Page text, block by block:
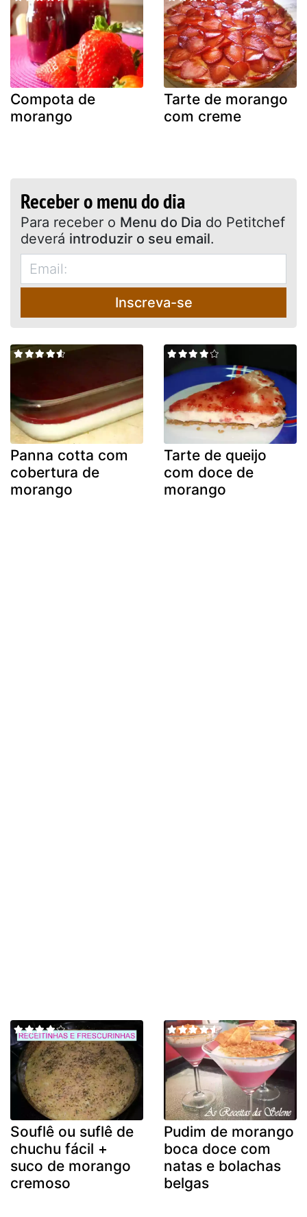
Compota de
morango
Tarte de morango
com creme
Receber o menu do dia
Para receber o Menu do Dia do Petitchef
deverá introduzir o seu email.
Inscreva-se
Panna cotta com
cobertura de
morango
Tarte de queijo
com doce de
morango
Souflê ou suflê de
chuchu fácil +
suco de morango
cremoso
Pudim de morango
boca doce com
natas e bolachas
belgas